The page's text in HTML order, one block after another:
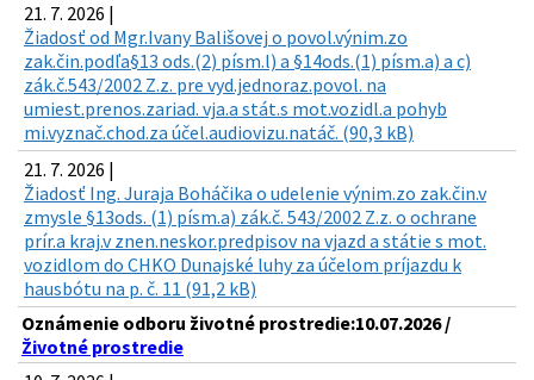
21. 7. 2026 |
Žiadosť od Mgr.Ivany Bališovej o povol.výnim.zo
zak.čin.podľa§13 ods.(2) písm.l) a §14ods.(1) písm.a) a c)
zák.č.543/2002 Z.z. pre vyd.jednoraz.povol. na
umiest.prenos.zariad. vja.a stát.s mot.vozidl.a pohyb
mi.vyznač.chod.za účel.audiovizu.natáč. (90,3 kB)
21. 7. 2026 |
Žiadosť Ing. Juraja Boháčika o udelenie výnim.zo zak.čin.v
zmysle §13ods. (1) písm.a) zák.č. 543/2002 Z.z. o ochrane
prír.a kraj.v znen.neskor.predpisov na vjazd a státie s mot.
vozidlom do CHKO Dunajské luhy za účelom príjazdu k
hausbótu na p. č. 11 (91,2 kB)
Oznámenie odboru životné prostredie:10.07.2026 /
Životné prostredie